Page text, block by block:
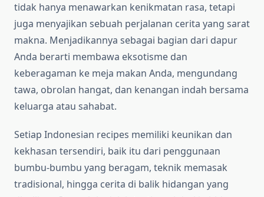
tidak hanya menawarkan kenikmatan rasa, tetapi
juga menyajikan sebuah perjalanan cerita yang sarat
makna. Menjadikannya sebagai bagian dari dapur
Anda berarti membawa eksotisme dan
keberagaman ke meja makan Anda, mengundang
tawa, obrolan hangat, dan kenangan indah bersama
keluarga atau sahabat.
Setiap Indonesian recipes memiliki keunikan dan
kekhasan tersendiri, baik itu dari penggunaan
bumbu-bumbu yang beragam, teknik memasak
tradisional, hingga cerita di balik hidangan yang